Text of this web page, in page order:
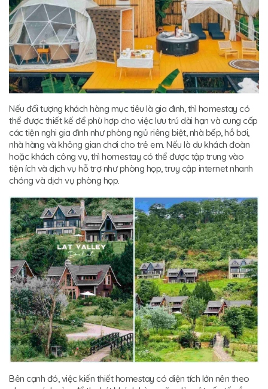
Nếu đối tượng khách hàng mục tiêu là gia đình, thì homestay có
thể được thiết kế để phù hợp cho việc lưu trú dài hạn và cung cấp
các tiện nghi gia đình như phòng ngủ riêng biệt, nhà bếp, hồ bơi,
nhà hàng và không gian chơi cho trẻ em. Nếu là du khách đoàn
hoặc khách công vụ, thì homestay có thể được tập trung vào
tiện ích và dịch vụ hỗ trợ như phòng họp, truy cập internet nhanh
chóng và dịch vụ phòng họp.
Bên cạnh đó, việc kiến thiết homestay có diện tích lớn nên theo